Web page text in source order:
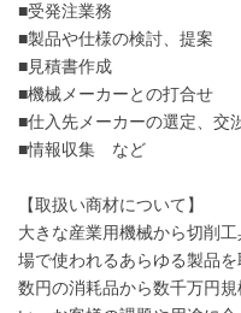
■受発注業務
■製品や仕様の検討、提案
■見積書作成
■機械メーカーとの打合せ
■仕入先メーカーの選定、交
■情報収集 など
【取扱い商材について】
大きな産業用機械から切削
場で使われるあらゆる製品を
数円の消耗品から数千万円